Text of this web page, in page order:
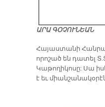
ԱՐԱ ԳՕՉՈՒՆԵԱՆ
​Հայաստանի
որոշած են դատել
Կաթողիկոսը: Սա
է եւ